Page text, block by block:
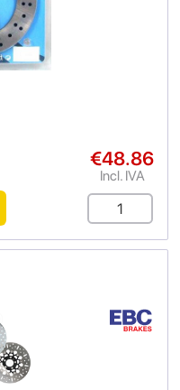
€48.86
Incl. IVA